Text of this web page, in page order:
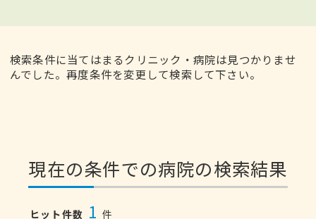
検索条件に当てはまるクリニック・病院は見つかりませ
んでした。再度条件を変更して検索して下さい。
現在の条件での病院の検索結果
ヒット件数 1 件